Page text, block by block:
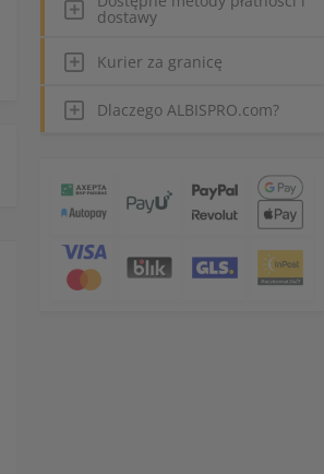
dostawy
Kurier za granicę
Dlaczego ALBISPRO.com?